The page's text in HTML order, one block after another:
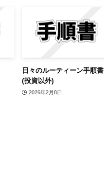
日々のルーティーン手順書
(投資以外)
2026年2月8日